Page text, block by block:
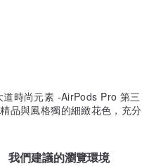
時尚元素 -AirPods Pro 第三
品與風格獨的細緻花色，充分
我們建議的瀏覽環境